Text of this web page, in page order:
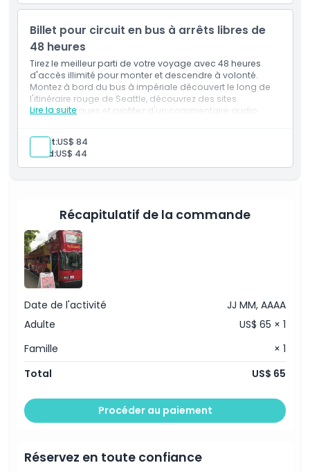
Billet pour circuit en bus à arrêts libres de
48 heures
Tirez le meilleur parti de votre voyage avec 48 heures
d'accès illimité pour monter et descendre à volonté.
Montez à bord du bus à impériale découvert le long de
l'itinéraire rouge de Seattle, découvrez des sites
emblématiques et profitez d'un commentaire audio
détendu.
Lire la suite
Adult:US$ 84
Child:US$ 44
Récapitulatif de la commande
Date de l'activité
JJ MM, AAAA
Adulte
US$ 65 × 1
Famille
× 1
Total
US$ 65
Procéder au paiement
Réservez en toute confiance